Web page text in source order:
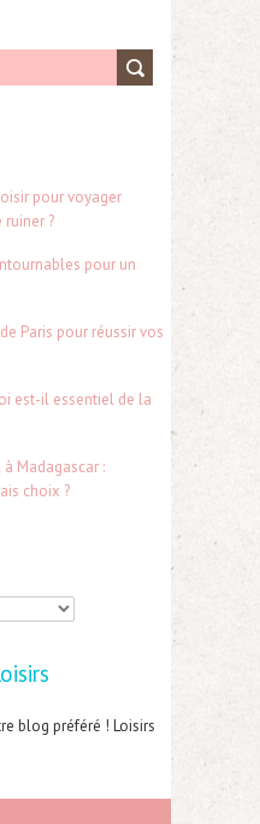
pour voyager
?
pour un
Paris pour réussir vos
est-il essentiel de la
Madagascar :
choix ?
blog préféré ! Loisirs